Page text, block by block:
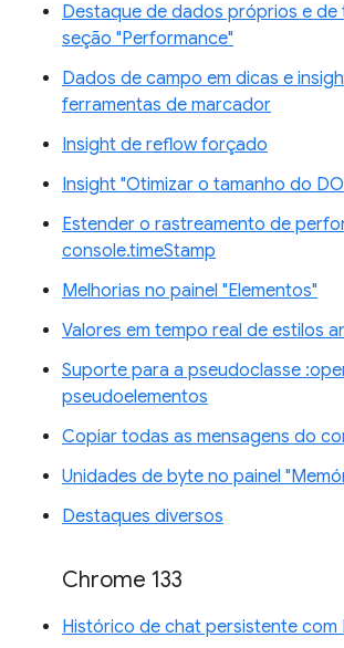
Destaque de dados próprios e de
seção "Performance"
Dados de campo em dicas e
ferramentas de marcador
Insight de reflow forçado
Insight "Otimizar o tamanho do
Estender o rastreamento de
console.timeStamp
Melhorias no painel "Elementos"
Valores em tempo real de estilos
Suporte para a pseudoclasse
pseudoelementos
Copiar todas as mensagens do
Unidades de byte no painel
Destaques diversos
Chrome 133
Histórico de chat persistente com